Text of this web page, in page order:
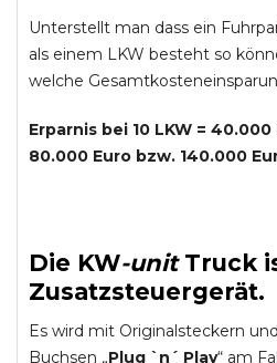
Unterstellt man dass ein
als einem LKW besteht so
welche
Erparnis bei 10 LKW =
80.000 Euro bzw. 140.000
Die KW-unit Truck
Zusatzsteuergerät.
Es wird mit Originalsteckern
Buchsen „Plug `n´ Play“ am